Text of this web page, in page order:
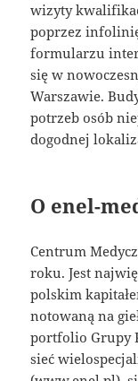
wizyty
poprzez
formularzu
się w
Warszawie.
potrzeb osób
dogodnej
O enel-
Centrum
roku. Jest
polskim
notowaną na
portfolio Grupy
sieć